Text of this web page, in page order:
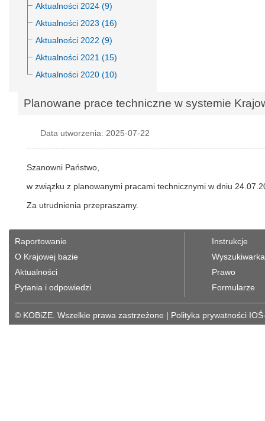
Aktualności 2024 (9)
Aktualności 2023 (16)
Aktualności 2022 (9)
Aktualności 2021 (15)
Aktualności 2020 (10)
Planowane prace techniczne w systemie
Data utworzenia: 2025-07-22
Szanowni Państwo,
w związku z planowanymi pracami technicznymi w dniu
Za utrudnienia przepraszamy.
Raportowanie
O Krajowej bazie
Aktualności
Pytania i odpowiedzi
Instrukcje
Prawo
Formularze
© KOBiZE. Wszelkie prawa zastrzeżone | Polityka prywatności